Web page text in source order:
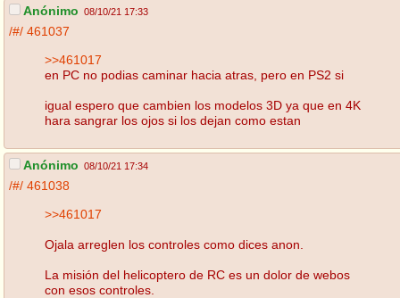
Anónimo 08/10/21 17:33
/#/ 461037
>>461017
en PC no podias caminar hacia atras, pero en PS2 si
igual espero que cambien los modelos 3D ya que en 4K
hara sangrar los ojos si los dejan como estan
Anónimo 08/10/21 17:34
/#/ 461038
>>461017
Ojala arreglen los controles como dices anon.
La misión del helicoptero de RC es un dolor de webos
con esos controles.